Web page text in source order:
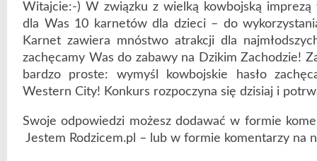
Witajcie:-) W związku z wielką kowbojską
dla Was 10 karnetów dla dzieci – do
Karnet zawiera mnóstwo atrakcji dla
zachęcamy Was do zabawy na Dzikim Zachodzie!
bardzo proste: wymyśl kowbojskie hasło
Western City! Konkurs rozpoczyna się dzisiaj i
Swoje odpowiedzi możesz dodawać w formie
Jestem Rodzicem.pl – lub w formie komentarzy na